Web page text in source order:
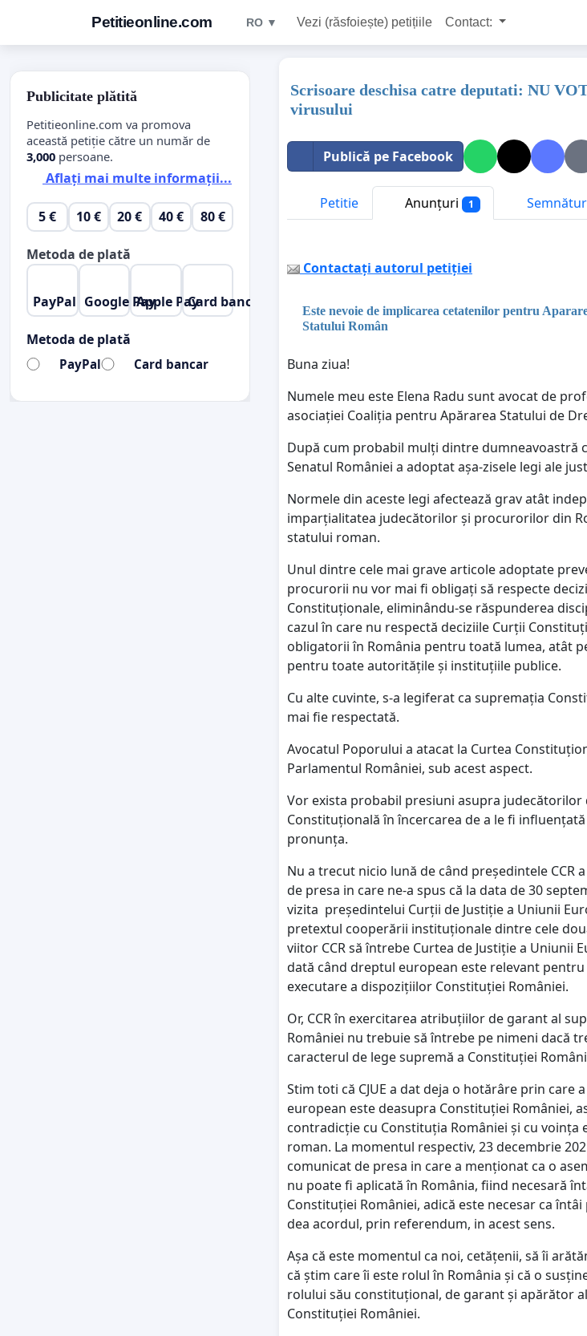
Petitieonline.com RO ▼ Vezi (răsfoiește) petițiile Contact:
Scrisoare deschisa catre deputati: NU
virusului
Publică pe Facebook
Petitie Anunțuri 1
Contactați autorul petiției
Este nevoie de implicarea cetatenilor pentru
Statului Român
Buna ziua!
Numele meu este Elena Radu sunt avocat de
asociației Coaliția pentru Apărarea Statului de
După cum probabil mulți dintre dumneavoastră
Senatul României a adoptat așa-zisele legi ale
Normele din aceste legi afectează grav atât
imparțialitatea judecătorilor și procurorilor din
statului roman.
Unul dintre cele mai grave articole adoptate
procurorii nu vor mai fi obligați să respecte
Constituționale, eliminându-se răspunderea
cazul în care nu respectă deciziile Curții
obligatorii în România pentru toată lumea, atât
pentru toate autoritățile și instituțiile publice.
Cu alte cuvinte, s-a legiferat ca supremația
mai fie respectată.
Avocatul Poporului a atacat la Curtea
Parlamentul României, sub acest aspect.
Vor exista probabil presiuni asupra judecătorilor
Constituțională în încercarea de a le fi
pronunța.
Nu a trecut nicio lună de când președintele CCR
de presa in care ne-a spus că la data de 30
vizita președintelui Curții de Justiție a Uniunii
pretextul cooperării instituționale dintre cele
viitor CCR să întrebe Curtea de Justiție a Uniunii
dată când dreptul european este relevant
executare a dispozițiilor Constituției României.
Or, CCR în exercitarea atribuțiilor de garant al
României nu trebuie să întrebe pe nimeni dacă
caracterul de lege supremă a Constituției
Stim toti că CJUE a dat deja o hotărâre prin care
european este deasupra Constituției României,
contradicție cu Constituția României și cu voința
roman. La momentul respectiv, 23 decembrie
comunicat de presa in care a menționat ca o
nu poate fi aplicată în România, fiind necesară
Constituției României, adică este necesar ca
dea acordul, prin referendum, in acest sens.
Așa că este momentul ca noi, cetățenii, să îi
că știm care îi este rolul în România și că o
rolului său constituțional, de garant și apărător
Constituției României.
Publicitate plătită
Petitieonline.com va promova
această petiție către un număr de
3,000 persoane.
Aflați mai multe informații...
5 € 10 € 20 € 40 € 80 €
Metoda de plată
PayPal Google PayApple PayCard bancar
Metoda de plată
PayPal Card bancar